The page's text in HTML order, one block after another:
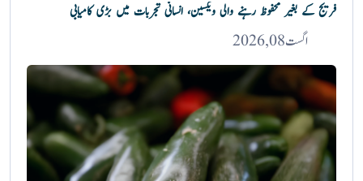
فریج کے بغیر محفوظ رہنے والی ویکسین، انسانی تجربات میں بڑی کامیابی
اگست 08, 2026